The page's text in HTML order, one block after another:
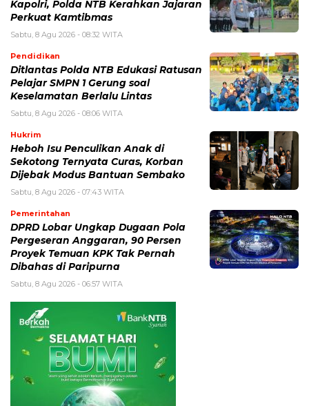
Kapolri, Polda NTB Kerahkan Jajaran
Perkuat Kamtibmas
Sabtu, 8 Agu 2026 - 08:32 WITA
Pendidikan
Ditlantas Polda NTB Edukasi Ratusan
Pelajar SMPN 1 Gerung soal
Keselamatan Berlalu Lintas
Sabtu, 8 Agu 2026 - 08:06 WITA
Hukrim
Heboh Isu Penculikan Anak di
Sekotong Ternyata Curas, Korban
Dijebak Modus Bantuan Sembako
Sabtu, 8 Agu 2026 - 07:43 WITA
Pemerintahan
DPRD Lobar Ungkap Dugaan Pola
Pergeseran Anggaran, 90 Persen
Proyek Temuan KPK Tak Pernah
Dibahas di Paripurna
Sabtu, 8 Agu 2026 - 06:57 WITA